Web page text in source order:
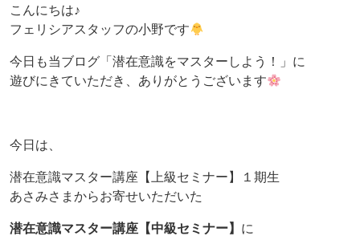
こんにちは♪
フェリシアスタッフの小野です
今日も当ブログ「潜在意識をマスターしよう！」に
遊びにきていただき、ありがとうございます
今日は、
潜在意識マスター講座【上級セミナー】１期生
あさみさまからお寄せいただいた
潜在意識マスター講座【中級セミナー】 に